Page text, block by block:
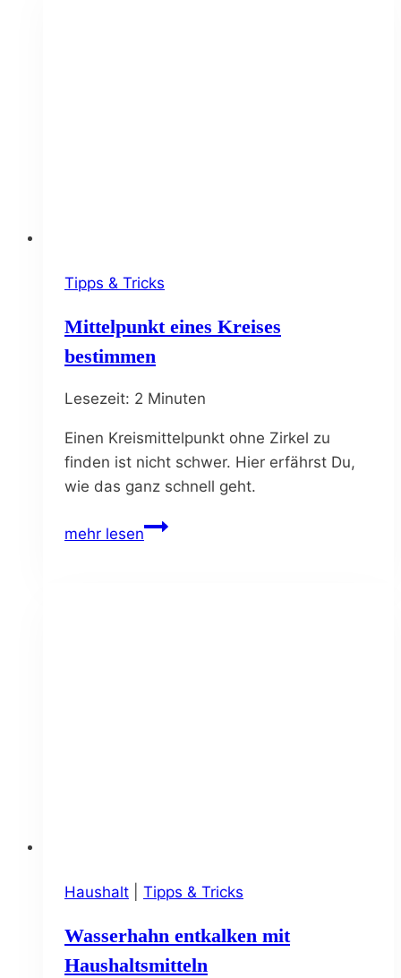
Tipps & Tricks
Mittelpunkt eines Kreises
bestimmen
Lesezeit: 2 Minuten
Einen Kreismittelpunkt ohne Zirkel zu
finden ist nicht schwer. Hier erfährst Du,
wie das ganz schnell geht.
mehr lesenMittelpunkt
Haushalt Tipps & Tricks
Wasserhahn entkalken mit
Haushaltsmitteln